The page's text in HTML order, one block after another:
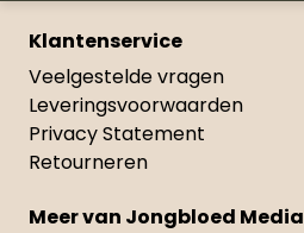
Klantenservice
Veelgestelde vragen
Leveringsvoorwaarden
Privacy Statement
Retourneren
Meer van Jongbloed Media